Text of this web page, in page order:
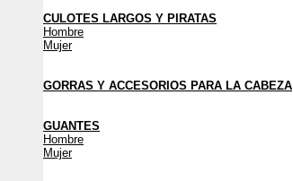
CULOTES LARGOS Y PIRATAS
Hombre
Mujer
GORRAS Y ACCESORIOS PARA LA CABEZA
GUANTES
Hombre
Mujer